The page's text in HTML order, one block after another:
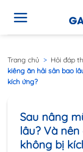
Trang chủ > Hỏi đáp
kiêng ăn hải sản bao
kích ứng?
Sau nâng
lâu? Và
không bị